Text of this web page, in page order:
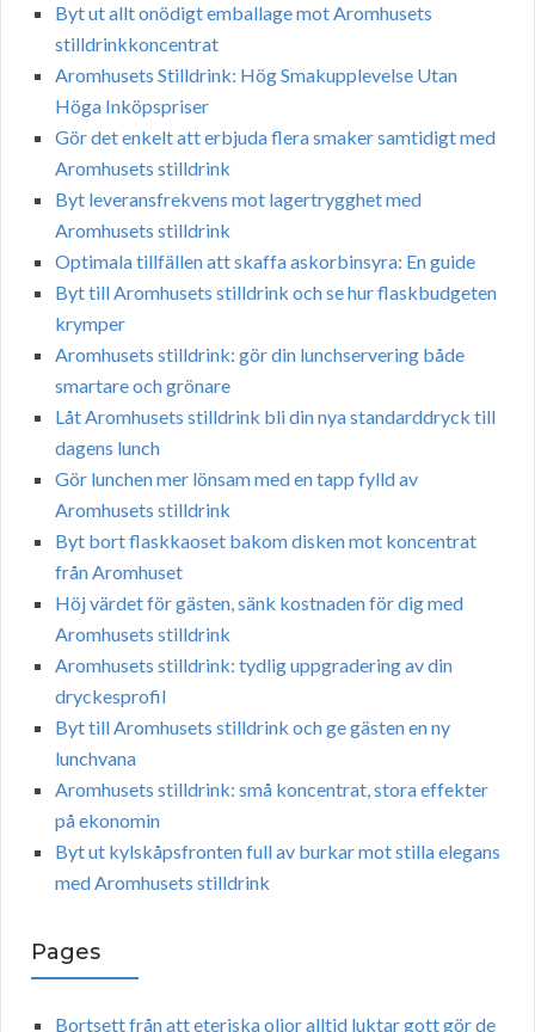
Byt ut allt onödigt emballage mot Aromhusets
stilldrinkkoncentrat
Aromhusets Stilldrink: Hög Smakupplevelse Utan
Höga Inköpspriser
Gör det enkelt att erbjuda flera smaker samtidigt med
Aromhusets stilldrink
Byt leveransfrekvens mot lagertrygghet med
Aromhusets stilldrink
Optimala tillfällen att skaffa askorbinsyra: En guide
Byt till Aromhusets stilldrink och se hur flaskbudgeten
krymper
Aromhusets stilldrink: gör din lunchservering både
smartare och grönare
Låt Aromhusets stilldrink bli din nya standarddryck till
dagens lunch
Gör lunchen mer lönsam med en tapp fylld av
Aromhusets stilldrink
Byt bort flaskkaoset bakom disken mot koncentrat
från Aromhuset
Höj värdet för gästen, sänk kostnaden för dig med
Aromhusets stilldrink
Aromhusets stilldrink: tydlig uppgradering av din
dryckesprofil
Byt till Aromhusets stilldrink och ge gästen en ny
lunchvana
Aromhusets stilldrink: små koncentrat, stora effekter
på ekonomin
Byt ut kylskåpsfronten full av burkar mot stilla elegans
med Aromhusets stilldrink
Pages
Bortsett från att eteriska oljor alltid luktar gott gör de